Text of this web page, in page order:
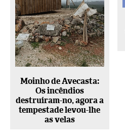
Moinho de Avecasta:
Os incêndios
destruíram-no, agora a
tempestade levou-lhe
as velas